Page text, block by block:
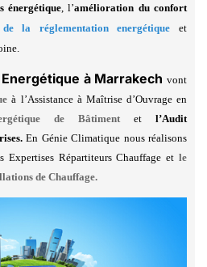
énergétique l’amélioration du confort
de la réglementation energétique
et
Energétique à Marrakechvont
à l’Assistance à Maîtrise d’Ouvrage en
de Bâtiment et l’Audit
En Génie Climatique nous réalisons
Expertises Répartiteurs Chauffage etle
de Chauffage.